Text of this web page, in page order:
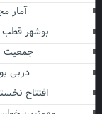
آمار
بوشهر
جمعیت
دربی
افتتاح